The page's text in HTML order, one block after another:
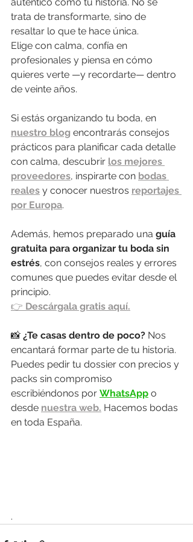
auténtico como tu historia. No se
trata de transformarte, sino de
resaltar lo que te hace única.
Elige con calma, confía en
profesionales y piensa en cómo
quieres verte —y recordarte— dentro
de veinte años.
Si estás organizando tu boda, en
nuestro blog encontrarás consejos
prácticos para planificar cada detalle
con calma, descubrir los mejores
proveedores, inspirarte con bodas
reales y conocer nuestros reportajes
por Europa.
Además, hemos preparado una guía
gratuita para organizar tu boda sin
estrés, con consejos reales y errores
comunes que puedes evitar desde el
principio.
👉 Descárgala gratis aquí.
📸 ¿Te casas dentro de poco? Nos
encantará formar parte de tu historia.
Puedes pedir tu dossier con precios y
packs sin compromiso
escribiéndonos por WhatsApp o
desde nuestra web. Hacemos bodas
en toda España.
.